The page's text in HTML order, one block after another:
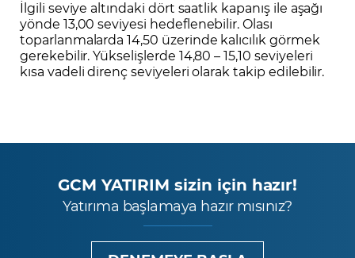
İlgili seviye altındaki dört saatlik kapanış ile aşağı
yönde 13,00 seviyesi hedeflenebilir. Olası
toparlanmalarda 14,50 üzerinde kalıcılık görmek
gerekebilir. Yükselişlerde 14,80 – 15,10 seviyeleri
kısa vadeli direnç seviyeleri olarak takip edilebilir.
GCM YATIRIM sizin için hazır!
Yatırıma başlamaya hazır mısınız?